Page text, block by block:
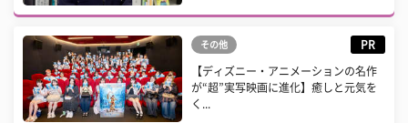
その他 PR
【ディズニー・アニメーションの名作
が“超”実写映画に進化】癒しと元気を
く...